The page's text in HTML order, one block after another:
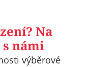
Na
námi
výběrové